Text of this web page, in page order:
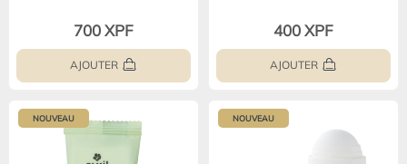
700 XPF
AJOUTER
400 XPF
AJOUTER
NOUVEAU NOUVEAU